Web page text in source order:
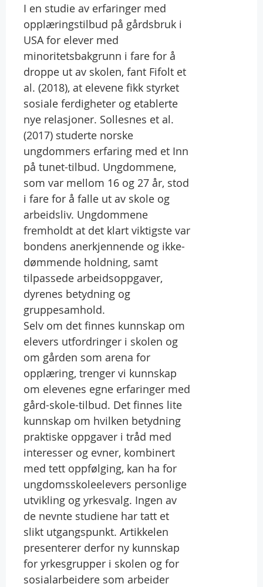
I en studie av erfaringer med
opplæringstilbud på gårdsbruk i
USA for elever med
minoritetsbakgrunn i fare for å
droppe ut av skolen, fant Fifolt et
al. (2018), at elevene fikk styrket
sosiale ferdigheter og etablerte
nye relasjoner. Sollesnes et al.
(2017) studerte norske
ungdommers erfaring med et Inn
på tunet-tilbud. Ungdommene,
som var mellom 16 og 27 år, stod
i fare for å falle ut av skole og
arbeidsliv. Ungdommene
fremholdt at det klart viktigste var
bondens anerkjennende og ikke-
dømmende holdning, samt
tilpassede arbeidsoppgaver,
dyrenes betydning og
gruppesamhold.
Selv om det finnes kunnskap om
elevers utfordringer i skolen og
om gården som arena for
opplæring, trenger vi kunnskap
om elevenes egne erfaringer med
gård-skole-tilbud. Det finnes lite
kunnskap om hvilken betydning
praktiske oppgaver i tråd med
interesser og evner, kombinert
med tett oppfølging, kan ha for
ungdomsskoleelevers personlige
utvikling og yrkesvalg. Ingen av
de nevnte studiene har tatt et
slikt utgangspunkt. Artikkelen
presenterer derfor ny kunnskap
for yrkesgrupper i skolen og for
sosialarbeidere som arbeider